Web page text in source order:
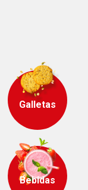
Galletas
Bebidas